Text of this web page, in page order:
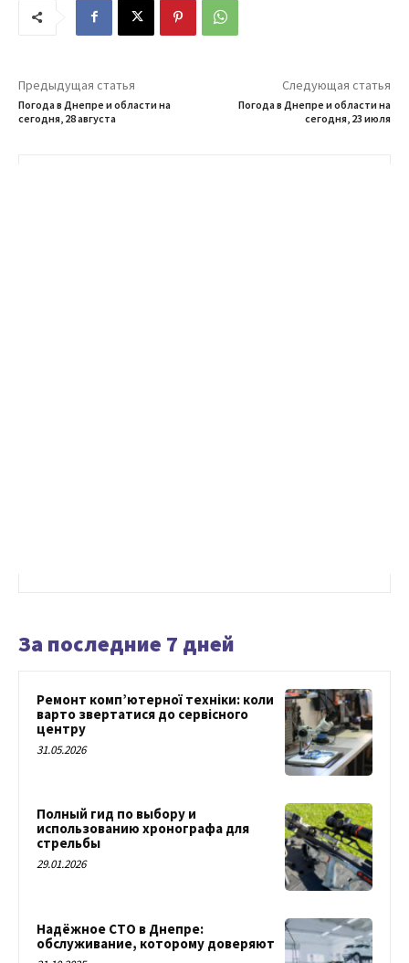
Предыдущая статья
Погода в Днепре и области на
сегодня, 28 августа
Следующая статья
Погода в Днепре и области на
сегодня, 23 июля
За последние 7 дней
Ремонт комп’ютерної техніки: коли
варто звертатися до сервісного
центру
31.05.2026
Полный гид по выбору и
использованию хронографа для
стрельбы
29.01.2026
Надёжное СТО в Днепре:
обслуживание, которому доверяют